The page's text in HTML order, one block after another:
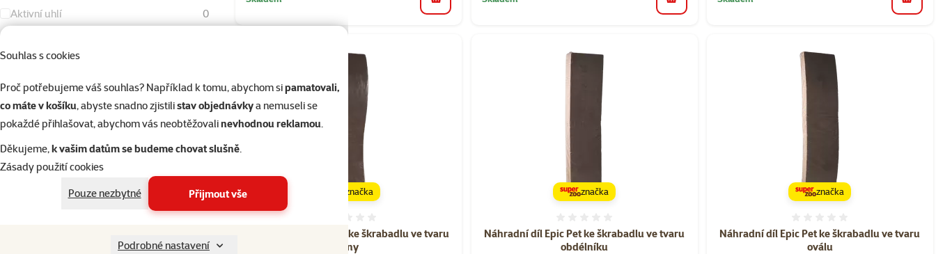
Souhlas s cookies
Proč potřebujeme váš souhlas? Například k tomu, abychom sipamatovali,
co máte v košíku, abyste snadno zjistilistav objednávkya nemuseli se
pokaždé přihlašovat, abychom vás neobtěžovalinevhodnou reklamou.
Děkujeme,k vašim datům se budeme chovat slušně.
Zásady použití cookies
Pouze nezbytné
Přijmout vše
Podrobné nastavení
Aktivní uhlí
0
Duté vlákno
Dřevo
3
Kokos
0
Kukuřičné klasy
0
0
0
do košíku do košíku do
Náhradní díl Epic Pet ke škrabadlu ve tvaru
vlny
značka
Náhradní díl Epic Pet ke škrabadlu ve tvaru
obdélníku
značka
Náhradní díl Epic Pet ke škrabadlu ve tvaru
oválu
značka